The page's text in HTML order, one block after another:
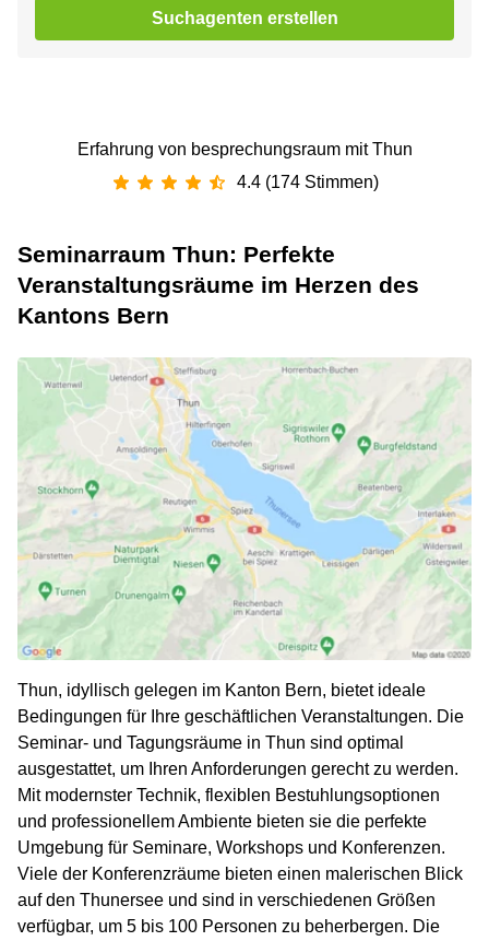
Suchagenten erstellen
Erfahrung von besprechungsraum mit Thun
4.4 (174 Stimmen)
Seminarraum Thun: Perfekte
Veranstaltungsräume im Herzen des
Kantons Bern
Thun, idyllisch gelegen im Kanton Bern, bietet ideale
Bedingungen für Ihre geschäftlichen Veranstaltungen. Die
Seminar- und Tagungsräume in Thun sind optimal
ausgestattet, um Ihren Anforderungen gerecht zu werden.
Mit modernster Technik, flexiblen Bestuhlungsoptionen
und professionellem Ambiente bieten sie die perfekte
Umgebung für Seminare, Workshops und Konferenzen.
Viele der Konferenzräume bieten einen malerischen Blick
auf den Thunersee und sind in verschiedenen Größen
verfügbar, um 5 bis 100 Personen zu beherbergen. Die